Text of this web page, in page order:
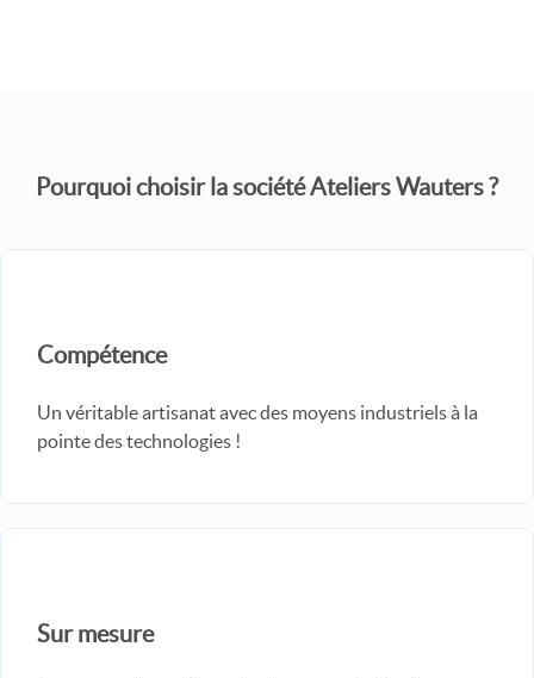
Pourquoi choisir la société Ateliers Wauters ?
Compétence
Un véritable artisanat avec des moyens industriels à la
pointe des technologies !
Sur mesure